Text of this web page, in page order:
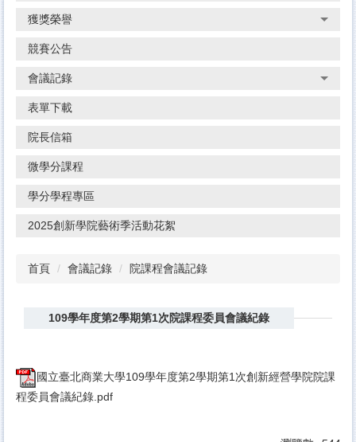
獲獎榮譽
競賽公告
會議記錄
表單下載
院長信箱
微學分課程
學分學程專區
2025創新學院藝術季活動花絮
首頁 會議記錄 院課程會議記錄
109學年度第2學期第1次院課程委員會議紀錄
國立臺北商業大學109學年度第2學期第1次創新經營學院院課
程委員會議紀錄.pdf